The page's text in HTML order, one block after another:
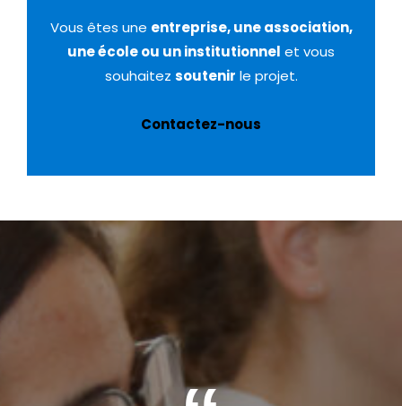
Vous êtes une entreprise, une association,
une école ou un institutionnel et vous
souhaitez soutenir le projet.
Contactez-nous